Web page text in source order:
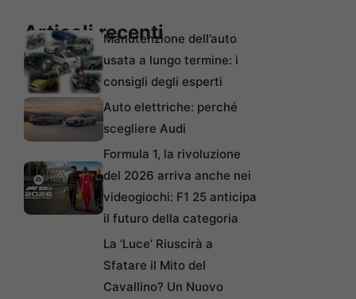
Articoli recentiManutenzione dell’auto
usata a lungo termine: i
consigli degli esperti
Auto elettriche: perché
scegliere Audi
Formula 1, la rivoluzione
del 2026 arriva anche nei
videogiochi: F1 25 anticipa
il futuro della categoria
La ‘Luce’ Riuscirà a
Sfatare il Mito del
Cavallino? Un Nuovo